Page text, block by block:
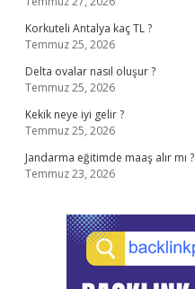
Korkuteli Antalya kaç TL ?
Temmuz 25, 2026
Delta ovalar nasıl oluşur ?
Temmuz 25, 2026
Kekik neye iyi gelir ?
Temmuz 25, 2026
Jandarma eğitimde maaş alır mı ?
Temmuz 23, 2026